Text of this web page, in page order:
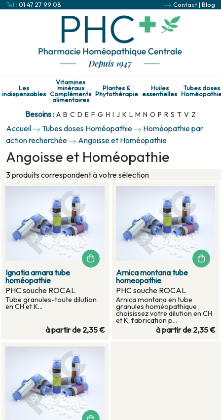
Tel : 01 47 27 99 08 Contact| Blog
Les
indispensables
Vitamines
minéraux
Compléments
alimentaires
Plantes &
Phytothérapie
Huiles
essentielles
Tubes doses
Besoins : A B C D E F G H I J K L M N O P R S T V Z
Accueil Tubes doses Homéopathie
Homéopathie par
action recherchée
Angoisse et Homéopathie
Angoisse et Homéopathie
3 produits correspondent à votre sélection
Ignatia amara tube
homéopathie
PHC souche ROCAL
Tube granules-toute dilution
en CH et K...
à partir de 2,35 €
Arnica montana tube
homeopathie
PHC souche ROCAL
Arnica montana en tube
granules homéopathique ,
choisissez votre dilution en CH
et K, fabrication p...
à partir de 2,35 €